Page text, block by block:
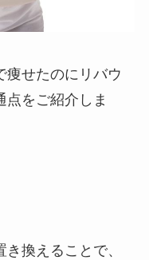
痩せたのにリバウ
点をご紹介しま
換えることで、